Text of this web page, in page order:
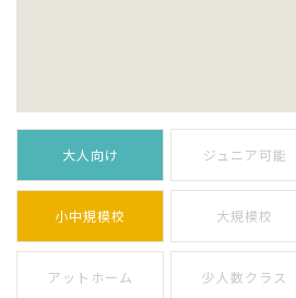
大人向け ジュニア可能
小中規模校 大規模校
アットホーム 少人数クラス